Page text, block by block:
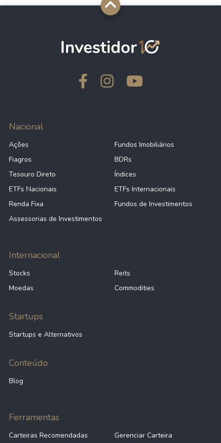
Nacional
Ações
Fundos Imobiliários
Fiagros
BDRs
Tesouro Direto
Índices
ETFs Nacionais
ETFs Internacionais
Renda Fixa
Fundos de Investimentos
Assessorias de Investimentos
Internacional
Stocks
Reits
Moedas
Commodities
Startups
Startups e Alternativos
Conteúdo
Blog
Ferramentas
Carteiras Recomendadas Gerenciar Carteira